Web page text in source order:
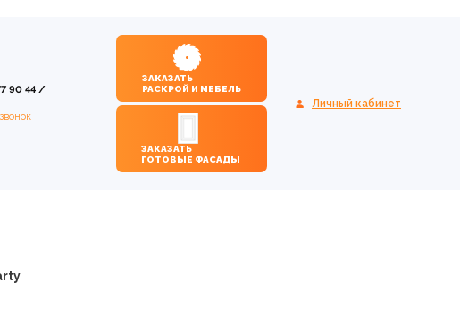
90 44/
ЗАКАЗАТЬ
РАСКРОЙ И МЕБЕЛЬ
ЗАКАЗАТЬ
ГОТОВЫЕ ФАСАДЫ
Личный кабинет